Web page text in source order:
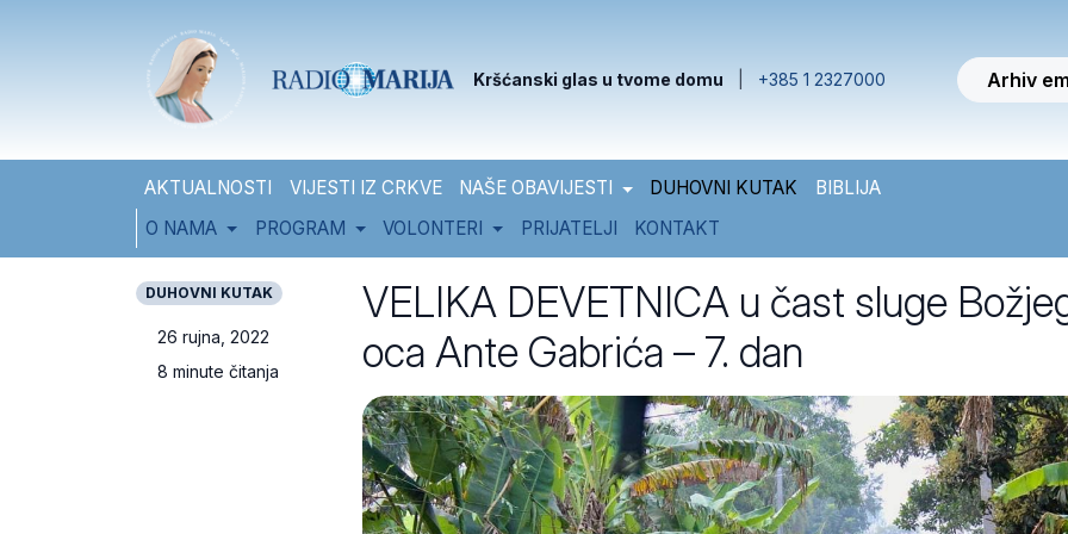
Kršćanski glas u tvome domu +385 1 2327000 Arhiv
AKTUALNOSTI VIJESTI IZ CRKVE NAŠE OBAVIJESTI DUHOVNI KUTAK
BIBLIJA
O NAMA
PROGRAM VOLONTERI PRIJATELJI KONTAKT
DUHOVNI KUTAK
26 rujna, 2022
8 minute čitanja
VELIKA DEVETNICA u čast sluge
oca Ante Gabrića – 7. dan